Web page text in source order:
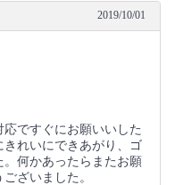
2019/10/01
ですぐにお願いいした
れいにできあがり、ゴ
。何かあったらまたお願
ざいました。